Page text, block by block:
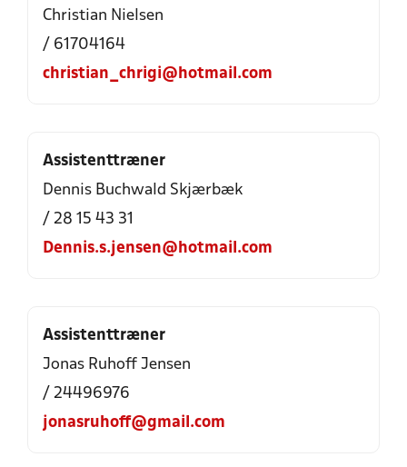
Christian Nielsen
/ 61704164
christian_chrigi@hotmail.com
Assistenttræner
Dennis Buchwald Skjærbæk
/ 28 15 43 31
Dennis.s.jensen@hotmail.com
Assistenttræner
Jonas Ruhoff Jensen
/ 24496976
jonasruhoff@gmail.com